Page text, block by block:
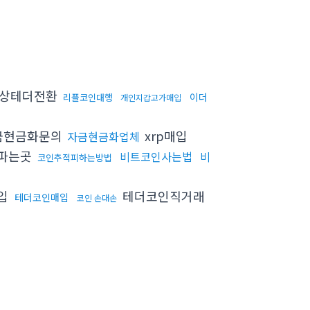
테더전환 리플코인대행 개인지갑고가매입
이더
금화문의 자금현금화업체 xrp매입
는곳 코인추적피하는방법 비트코인사는법 비
테더코인매입 코인 손대손 테더코인직거래